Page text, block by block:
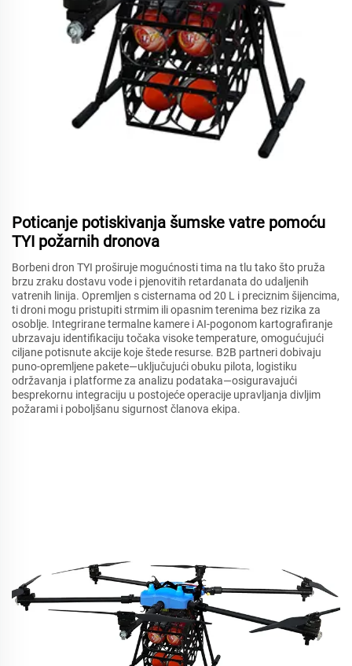
Poticanje potiskivanja šumske vatre pomoću
TYI požarnih dronova
Borbeni dron TYI proširuje mogućnosti tima na tlu tako što pruža
brzu zraku dostavu vode i pjenovitih retardanata do udaljenih
vatrenih linija. Opremljen s cisternama od 20 L i preciznim šijencima,
ti droni mogu pristupiti strmim ili opasnim terenima bez rizika za
osoblje. Integrirane termalne kamere i AI-pogonom kartografiranje
ubrzavaju identifikaciju točaka visoke temperature, omogućujući
ciljane potisnute akcije koje štede resurse. B2B partneri dobivaju
puno-opremljene pakete—uključujući obuku pilota, logistiku
održavanja i platforme za analizu podataka—osiguravajući
besprekornu integraciju u postojeće operacije upravljanja divljim
požarami i poboljšanu sigurnost članova ekipa.